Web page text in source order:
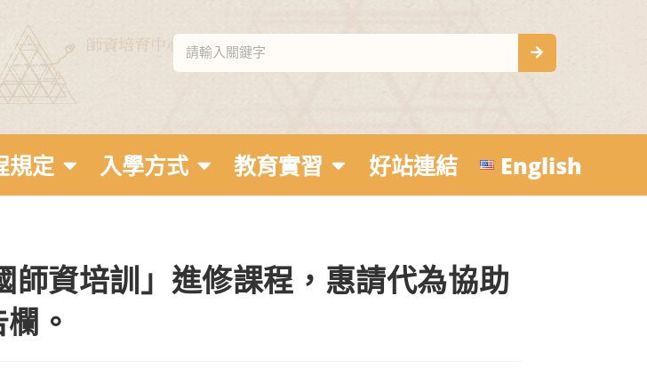
規定 入學方式 教育實習 好站連結 English
資培訓」進修課程，惠請代為協助
。